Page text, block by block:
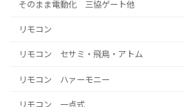
そのまま電動化 三協ゲート他
リモコン
リモコン セサミ・飛鳥・アトム
リモコン ハァーモニー
リモコン 一点式